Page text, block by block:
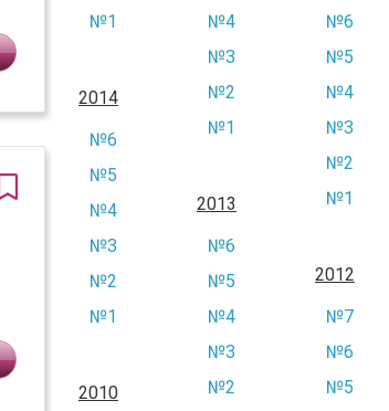
№1
№4
№3
№2
№1
№6
№5
№4
№3
№2
№1
2014
№6
№5
№4
№3
№2
№1
2013
№6
№5
№4
№3
№2
2012
№7
№6
№5
2010